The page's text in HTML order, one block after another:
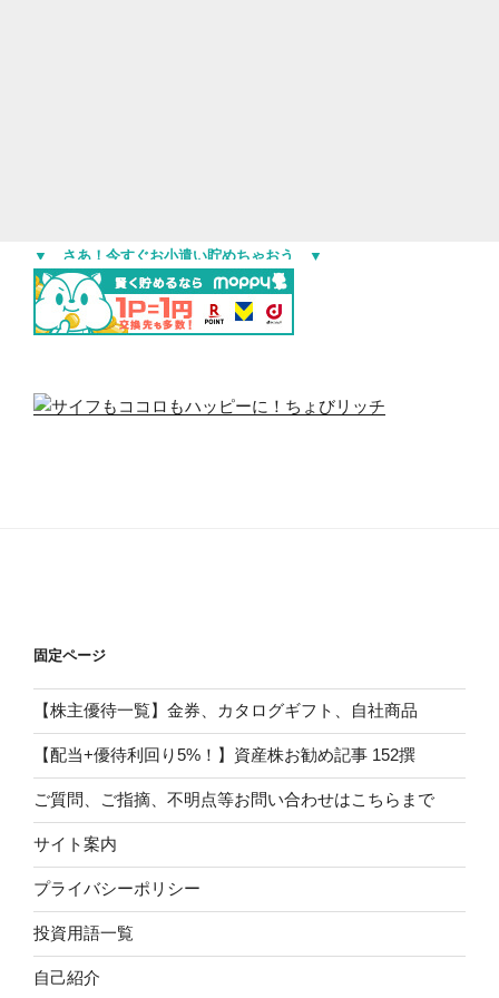
▼ さあ！今すぐお小遣い貯めちゃおう ▼
固定ページ
【株主優待一覧】金券、カタログギフト、自社商品
【配当+優待利回り5%！】資産株お勧め記事 152撰
ご質問、ご指摘、不明点等お問い合わせはこちらまで
サイト案内
プライバシーポリシー
投資用語一覧
自己紹介